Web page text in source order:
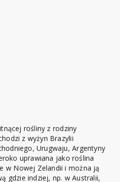
rośliny z rodziny
z wyżyn Brazylii
Urugwaju, Argentyny
uprawiana jako roślina
w Nowej Zelandii i można ją
gdzie indziej, np. w Australii,